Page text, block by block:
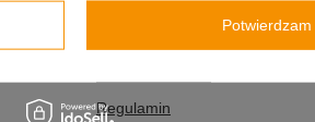
Regulamin